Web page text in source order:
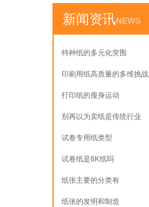
新闻资讯NEWS
特种纸的多元化突围
印刷用纸高质量的多维挑战
打印纸的瘦身运动
别再以为卖纸是传统行业
试卷专用纸类型
试卷纸是8K纸吗
纸张主要的分类有
纸张的发明和制造